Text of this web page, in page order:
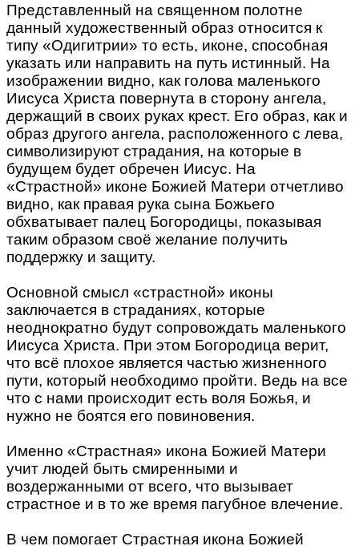
Представленный на священном полотне
данный художественный образ относится к
типу «Одигитрии» то есть, иконе, способная
указать или направить на путь истинный. На
изображении видно, как голова маленького
Иисуса Христа повернута в сторону ангела,
держащий в своих руках крест. Его образ, как и
образ другого ангела, расположенного с лева,
символизируют страдания, на которые в
будущем будет обречен Иисус. На
«Страстной» иконе Божией Матери отчетливо
видно, как правая рука сына Божьего
обхватывает палец Богородицы, показывая
таким образом своё желание получить
поддержку и защиту.
Основной смысл «страстной» иконы
заключается в страданиях, которые
неоднократно будут сопровождать маленького
Иисуса Христа. При этом Богородица верит,
что всё плохое является частью жизненного
пути, который необходимо пройти. Ведь на все
что с нами происходит есть воля Божья, и
нужно не боятся его повиновения.
Именно «Страстная» икона Божией Матери
учит людей быть смиренными и
воздержанными от всего, что вызывает
страстное и в то же время пагубное влечение.
В чем помогает Страстная икона Божией